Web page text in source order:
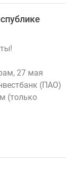
27 мая
(ПАО)
(только